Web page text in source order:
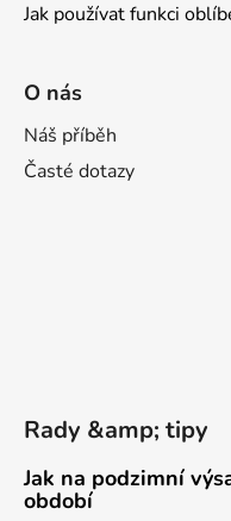
Jak používat funkci
O nás
Náš příběh
Časté dotazy
Rady &amp; tipy
Jak na podzimní
období